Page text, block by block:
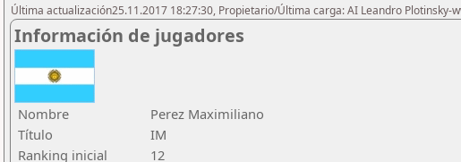
Última actualización25.11.2017 18:27:30, Propietario/Última carga: AI Leandro Plotinsky-
Información de jugadores
Nombre
Perez Maximiliano
Título
IM
Ranking inicial
12